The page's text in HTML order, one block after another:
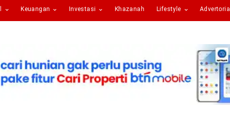
Keuangan Investasi Khazanah Lifestyle Advertorial